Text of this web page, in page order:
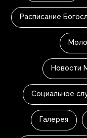
Расписание
Новости
Социальное
Галерея